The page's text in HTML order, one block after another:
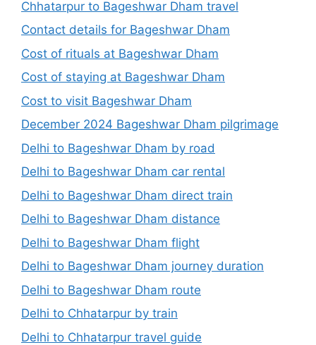
Chhatarpur to Bageshwar Dham travel
Contact details for Bageshwar Dham
Cost of rituals at Bageshwar Dham
Cost of staying at Bageshwar Dham
Cost to visit Bageshwar Dham
December 2024 Bageshwar Dham pilgrimage
Delhi to Bageshwar Dham by road
Delhi to Bageshwar Dham car rental
Delhi to Bageshwar Dham direct train
Delhi to Bageshwar Dham distance
Delhi to Bageshwar Dham flight
Delhi to Bageshwar Dham journey duration
Delhi to Bageshwar Dham route
Delhi to Chhatarpur by train
Delhi to Chhatarpur travel guide